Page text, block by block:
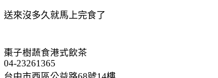
送來沒多久就馬上完食了
棗子樹蔬食港式飲茶
04-23261365